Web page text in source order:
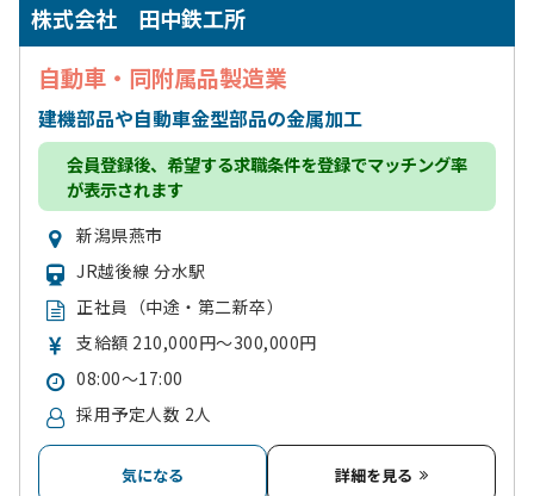
株式会社 田中鉄工所
自動車・同附属品製造業
建機部品や自動車金型部品の金属加工
会員登録後、希望する求職条件を登録でマッチング率
が表示されます
新潟県燕市
JR越後線 分水駅
正社員（中途・第二新卒）
支給額 210,000円～300,000円
08:00～17:00
採用予定人数 2人
気になる 詳細を見る